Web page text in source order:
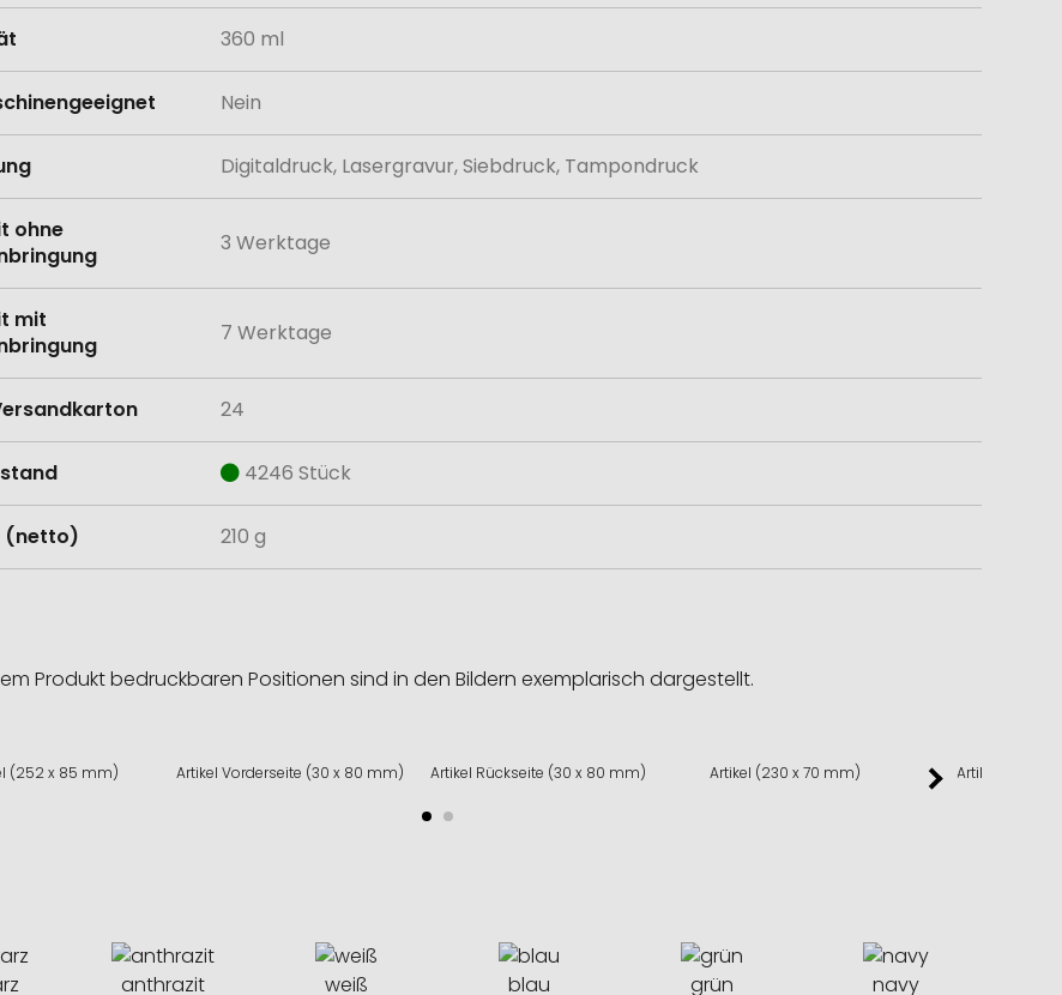
360 ml
Nein
Digitaldruck, Lasergravur, Siebdruck, Tampondruck
ohne
3 Werktage
mit
7 Werktage
24
4246 Stück
(netto) 210 g
Produkt bedruckbaren Positionen sind in den Bildern exemplarisch dargestellt.
(252 x 85 mm) Artikel Vorderseite (30 x 80 mm) Artikel Rückseite (30 x 80 mm) Artikel (230 x 70 mm) Artikel (252 x
anthrazit weiß blau grün navy